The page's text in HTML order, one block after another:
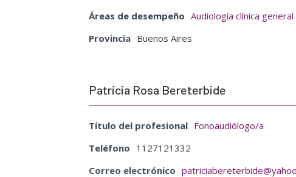
Áreas de desempeño Audiología clínica general
Provincia Buenos Aires
Patricia Rosa Bereterbide
Título del profesional Fonoaudiólogo/a
Teléfono 1127121332
Correo electrónico